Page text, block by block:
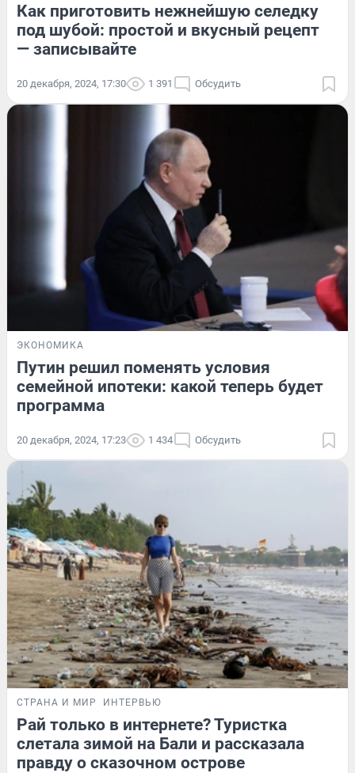
Как приготовить нежнейшую селедку
под шубой: простой и вкусный рецепт
— записывайте
20 декабря, 2024, 17:30 1 391 Обсудить
ЭКОНОМИКА
Путин решил поменять условия
семейной ипотеки: какой теперь будет
программа
20 декабря, 2024, 17:23 1 434 Обсудить
СТРАНА И МИР ИНТЕРВЬЮ
Рай только в интернете? Туристка
слетала зимой на Бали и рассказала
правду о сказочном острове